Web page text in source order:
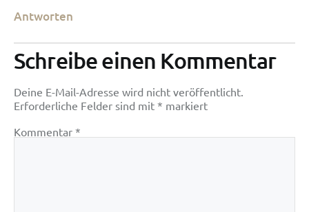
Antworten
Schreibe einen Kommentar
Deine E-Mail-Adresse wird nicht veröffentlicht.
Erforderliche Felder sind mit * markiert
Kommentar *